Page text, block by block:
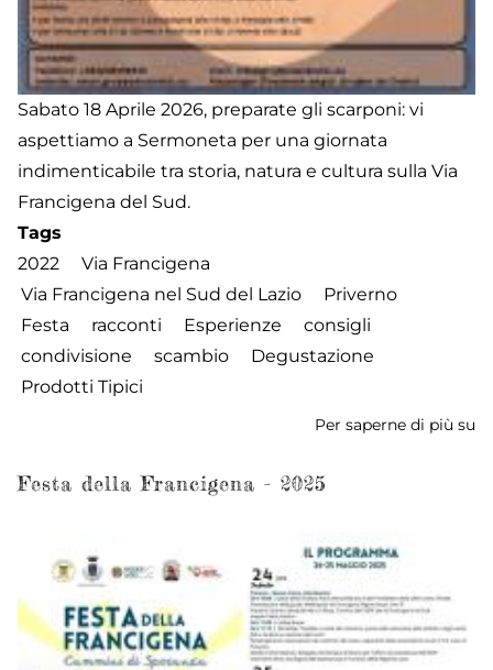
Sabato 18 Aprile 2026, preparate gli scarponi: vi
aspettiamo a Sermoneta per una giornata
indimenticabile tra storia, natura e cultura sulla Via
Francigena del Sud.
Tags
2022
Via Francigena
Via Francigena nel Sud del Lazio
Priverno
Festa
racconti Esperienze
consigli
condivisione
scambio
Degustazione
Prodotti Tipici
Per saperne di più su
Festa della Francigena - 2025